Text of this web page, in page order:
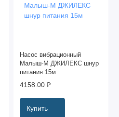
Насос вибрационный
Малыш-М ДЖИЛЕКС шнур
питания 15м
4158.00 ₽
Купить